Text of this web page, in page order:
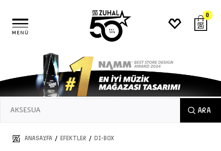
MENÜ
0
ARA
ANASAYFA / EFEKTLER / DI-Box